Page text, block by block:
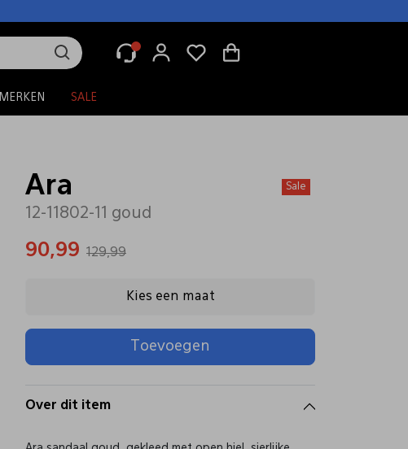
MERKEN SALE
Ara
12-11802-11 goud
Sale
90,99 129,99
Kies een maat
Toevoegen
Over dit item